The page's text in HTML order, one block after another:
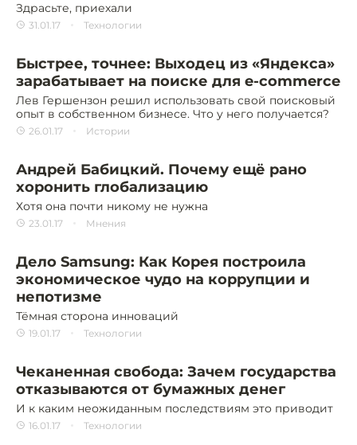
Здрасьте, приехали
31.01.17 Технологии
Быстрее, точнее: Выходец из «Яндекса»
зарабатывает на поиске для e-commerce
Лев Гершензон решил использовать свой поисковый
опыт в собственном бизнесе. Что у него получается?
26.01.17 Истории
Андрей Бабицкий. Почему ещё рано
хоронить глобализацию
Хотя она почти никому не нужна
23.01.17 Мнения
Дело Samsung: Как Корея построила
экономическое чудо на коррупции и
непотизме
Тёмная сторона инноваций
19.01.17 Технологии
Чеканенная свобода: Зачем государства
отказываются от бумажных денег
И к каким неожиданным последствиям это приводит
16.01.17 Технологии